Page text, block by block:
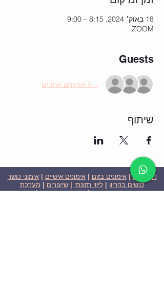
18 באוק׳ 2024, 8:15 – 9:00
ZOOM
Guests
+ 9 אורחים אחרים
שיתוף
דף הבית|אימונים בזום |אימונים אישיים |אימוני כושר
לנשים בהריון |ליווי תזונתי |שיעורים | מערכת
שבועית-אימונים בזום|תוכניות ומחירים|סרטוני